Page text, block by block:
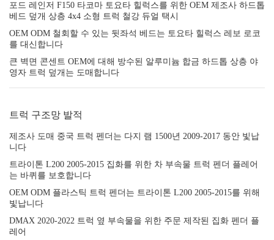
포드 레인저 F150 타코마 토요타 힐럭스를 위한 OEM 제조사 하드톱
베드 덮개 상층 4x4 소형 트럭 철강 듀얼 택시
OEM ODM 철회할 수 있는 뒷좌석 베드는 토요타 힐럭스 레보 로코
를 대신합니다
큰 벽면 콘센트 OEM에 대해 방수된 알루미늄 합금 하드톱 상층 야
영자 트럭 덮개는 도매합니다
트럭 구조망 발적
제조사 도매 중국 트럭 펜더는 다지 램 1500년 2009-2017 동안 빛납
니다
트라이톤 L200 2005-2015 집화를 위한 차 부속물 트럭 펜더 플레어
는 바퀴를 보호합니다
OEM ODM 플라스틱 트럭 펜더는 트라이톤 L200 2005-2015를 위해
빛납니다
DMAX 2020-2022 트럭 옆 부속물을 위한 주문 제작된 집화 펜더 플
레어